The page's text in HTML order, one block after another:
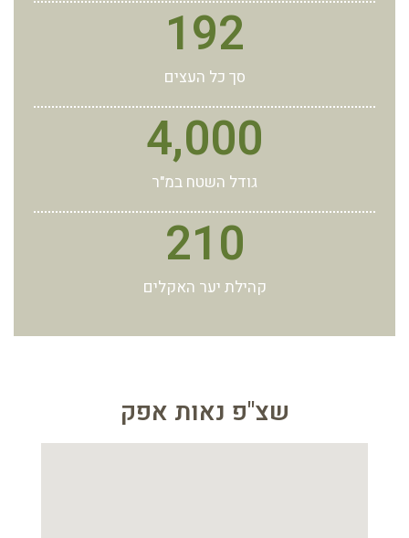
192
סך כל העצים
4,000
גודל השטח במ"ר
210
קהילת יער האקלים
שצ"פ נאות אפק